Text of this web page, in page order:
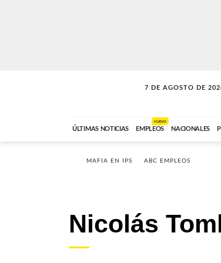
7 DE AGOSTO DE
A DE LA TARDE
ÚLTIMAS NOTICIAS EMPLEOS
NUEVO
NACIONALES
MAFIA EN IPS ABC EMPLEOS
Nicolás